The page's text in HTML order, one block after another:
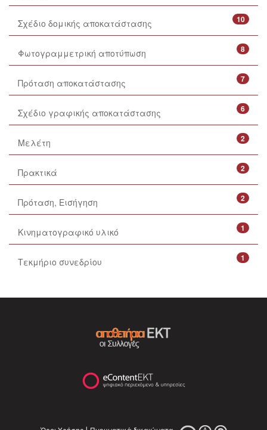
10
Σχέδιο δομικής αποκατάστασης
8
Φωτογραμμετρική αποτύπωση
7
Πρόταση αποκατάστασης
6
Σχέδιο γραφικής αποκατάστασης
2
Μελέτη
2
Πρακτικά
2
Πρόταση, Εισήγηση
1
Κινηματογραφικό υλικό
1
Τεκμήριο συνεδρίου